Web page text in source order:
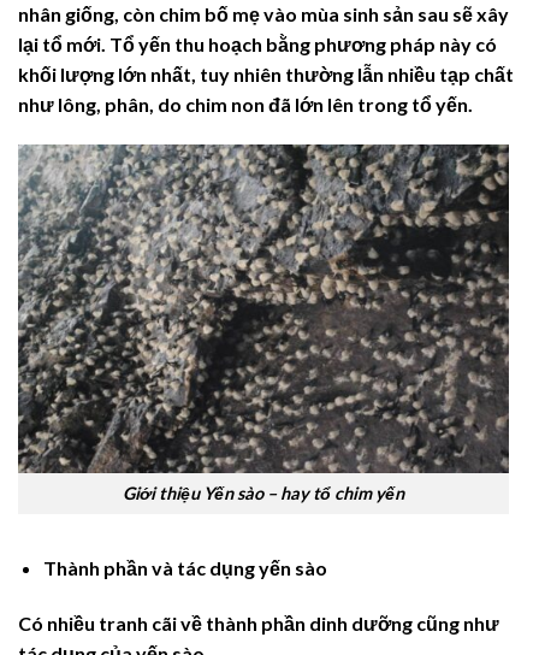
nhân giống, còn chim bố mẹ vào mùa sinh sản sau sẽ xây
lại tổ mới. Tổ yến thu hoạch bằng phương pháp này có
khối lượng lớn nhất, tuy nhiên thường lẫn nhiều tạp chất
như lông, phân, do chim non đã lớn lên trong tổ yến.
Giới thiệu Yến sào – hay tổ chim yến
Thành phần và tác dụng yến sào
Có nhiều tranh cãi về thành phần dinh dưỡng cũng như